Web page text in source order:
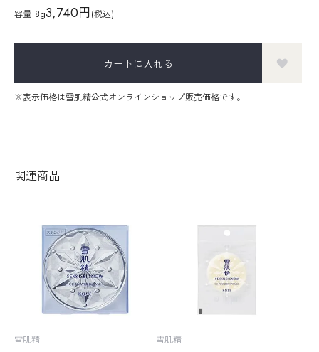
容量 8g3,740円(税込)
カートに入れる
※表示価格は雪肌精公式オンラインショップ販売価格です。
関連商品
雪肌精 雪肌精